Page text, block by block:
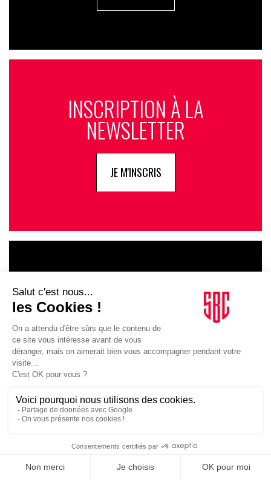
INSCRIPTION À LA
NEWSLETTER
JE M'INSCRIS
INFLUENCIA
JE DÉCOUVRE LE GROUPE
SUIVEZ-NOUS